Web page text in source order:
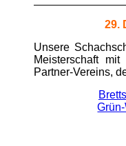
29.
Unsere
Meisterschaft
Partner-Vereins,